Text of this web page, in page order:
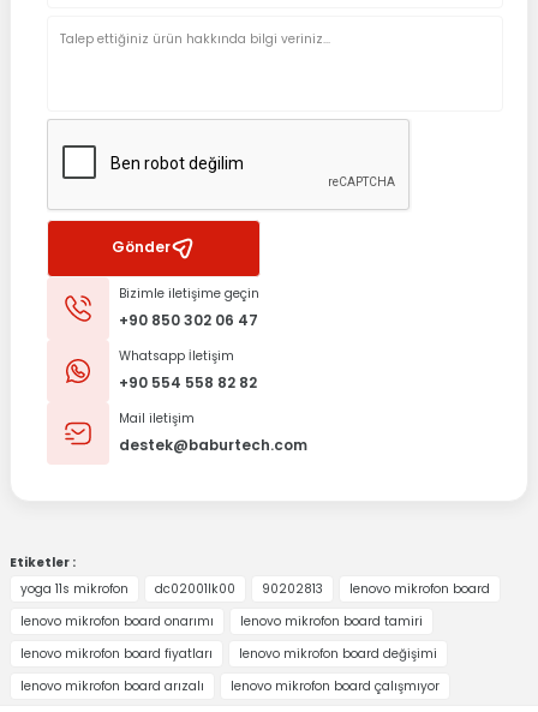
Gönder
Bizimle iletişime geçin
+90 850 302 06 47
Whatsapp İletişim
+90 554 558 82 82
Mail iletişim
destek@baburtech.com
Etiketler :
yoga 11s mikrofon
dc02001lk00 90202813
lenovo mikrofon board
lenovo mikrofon board onarımı
lenovo mikrofon board tamiri
lenovo mikrofon board fiyatları
lenovo mikrofon board değişimi
lenovo mikrofon board arızalı
lenovo mikrofon board çalışmıyor